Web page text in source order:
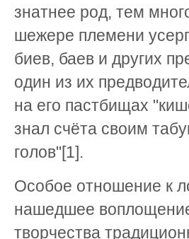
знатнее род, тем
шежере племени
биев, баев и других
один из их
на его пастбищах
знал счёта своим
голов"[1].
Особое отношение к
нашедшее
творчества